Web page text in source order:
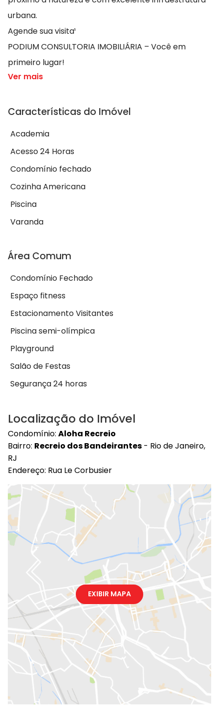
urbana.
Agende sua visita¹
PODIUM CONSULTORIA IMOBILIÁRIA – Você em
primeiro lugar!
Ver mais
Características do Imóvel
Academia
Acesso 24 Horas
Condomínio fechado
Cozinha Americana
Piscina
Varanda
Área Comum
Condomínio Fechado
Espaço fitness
Estacionamento Visitantes
Piscina semi-olímpica
Playground
Salão de Festas
Segurança 24 horas
Localização do Imóvel
Condomínio: Aloha Recreio
Bairro: Recreio dos Bandeirantes - Rio de Janeiro,
RJ
Endereço: Rua Le Corbusier
EXIBIR MAPA